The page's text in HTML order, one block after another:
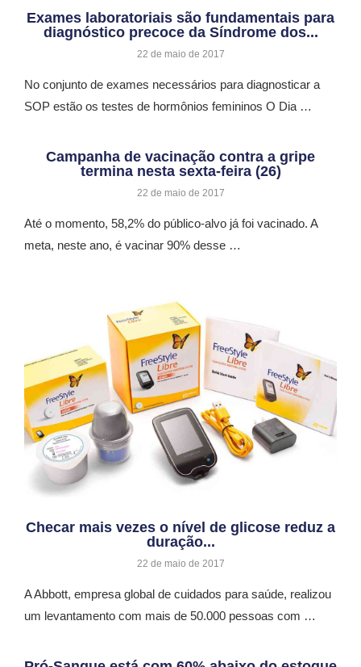
Exames laboratoriais são fundamentais para
diagnóstico precoce da Síndrome dos...
22 de maio de 2017
No conjunto de exames necessários para diagnosticar a
SOP estão os testes de hormônios femininos O Dia …
Campanha de vacinação contra a gripe
termina nesta sexta-feira (26)
22 de maio de 2017
Até o momento, 58,2% do público-alvo já foi vacinado. A
meta, neste ano, é vacinar 90% desse …
Checar mais vezes o nível de glicose reduz a
duração...
22 de maio de 2017
A Abbott, empresa global de cuidados para saúde, realizou
um levantamento com mais de 50.000 pessoas com …